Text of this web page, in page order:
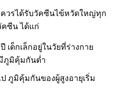
วรได้รับวัคซีนไข้หวัดใหญ่ทุก
คซีน ได้แก่
เด็กเล็กอยู่ในวัยที่ร่างกาย
ภูมิคุ้มกันต่ำ
ภูมิคุ้มกันของผู้สูงอายุเริ่ม